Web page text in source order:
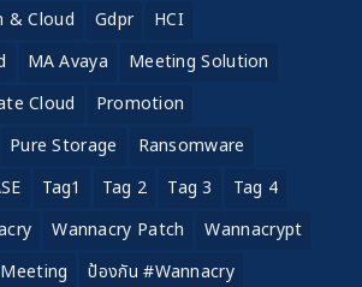
& Cloud Gdpr
HCI
MA Avaya
Meeting Solution
Cloud
Promotion
Pure Storage
Ransomware
Tag1 Tag 2 Tag 3
Tag 4
Wannacry Patch
Wannacrypt
ป้องกัน #wannacry